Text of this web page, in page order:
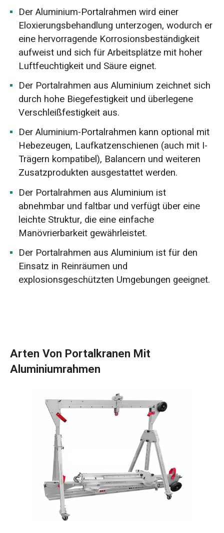
Der Aluminium-Portalrahmen wird einer
Eloxierungsbehandlung unterzogen, wodurch er
eine hervorragende Korrosionsbeständigkeit
aufweist und sich für Arbeitsplätze mit hoher
Luftfeuchtigkeit und Säure eignet.
Der Portalrahmen aus Aluminium zeichnet sich
durch hohe Biegefestigkeit und überlegene
Verschleißfestigkeit aus.
Der Aluminium-Portalrahmen kann optional mit
Hebezeugen, Laufkatzenschienen (auch mit I-
Trägern kompatibel), Balancern und weiteren
Zusatzprodukten ausgestattet werden.
Der Portalrahmen aus Aluminium ist
abnehmbar und faltbar und verfügt über eine
leichte Struktur, die eine einfache
Manövrierbarkeit gewährleistet.
Der Portalrahmen aus Aluminium ist für den
Einsatz in Reinräumen und
explosionsgeschützten Umgebungen geeignet.
Arten Von Portalkranen Mit
Aluminiumrahmen